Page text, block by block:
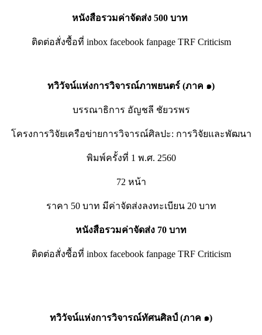
หนังสือรวมค่าจัดส่ง 500 บาท
ติดต่อสั่งซื้อที่ inbox facebook fanpage TRF Criticism
ทวิวัจน์แห่งการวิจารณ์ภาพยนตร์ (ภาค ๑)
บรรณาธิการ อัญชลี ชัยวรพร
โครงการวิจัยเครือข่ายการวิจารณ์ศิลปะ: การวิจัยและพัฒนา
พิมพ์ครั้งที่ 1 พ.ศ. 2560
72 หน้า
ราคา 50 บาท มีค่าจัดส่งลงทะเบียน 20 บาท
หนังสือรวมค่าจัดส่ง 70 บาท
ติดต่อสั่งซื้อที่ inbox facebook fanpage TRF Criticism
ทวิวัจน์แห่งการวิจารณ์ทัศนศิลป์ (ภาค ๑)